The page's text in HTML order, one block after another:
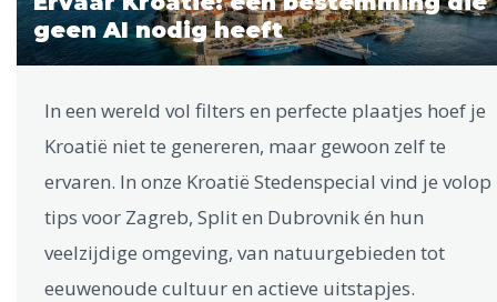
geen AI nodig heeft
In een wereld vol filters en perfecte plaatjes hoef je
Kroatië niet te genereren, maar gewoon zelf te
ervaren. In onze Kroatië Stedenspecial vind je volop
tips voor Zagreb, Split en Dubrovnik én hun
veelzijdige omgeving, van natuurgebieden tot
eeuwenoude cultuur en actieve uitstapjes.